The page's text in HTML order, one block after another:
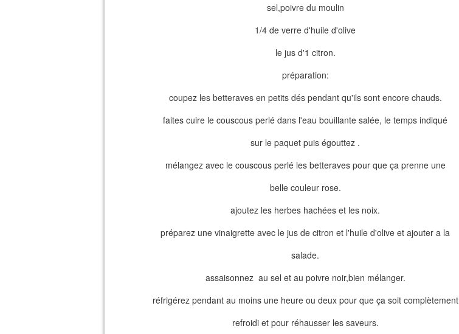
sel,poivre du moulin
1/4 de verre d'huile d'olive
le jus d'1 citron.
préparation:
coupez les betteraves en petits dés pendant qu'ils sont encore chauds.
faites cuire le couscous perlé dans l'eau bouillante salée, le temps indiqué
sur le paquet puis égouttez .
mélangez avec le couscous perlé les betteraves pour que ça prenne une
belle couleur rose.
ajoutez les herbes hachées et les noix.
préparez une vinaigrette avec le jus de citron et l'huile d'olive et ajouter a la
salade.
assaisonnez au sel et au poivre noir,bien mélanger.
réfrigérez pendant au moins une heure ou deux pour que ça soit complètement
refroidi et pour réhausser les saveurs.